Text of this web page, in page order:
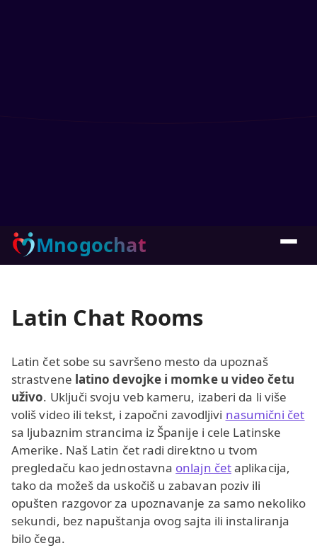
Mnogochat
Latin Chat Rooms
Latin čet sobe su savršeno mesto da upoznaš
strastvene latino devojke i momke u video četu
uživo. Uključi svoju veb kameru, izaberi da li više
voliš video ili tekst, i započni zavodljivi nasumični čet
sa ljubaznim strancima iz Španije i cele Latinske
Amerike. Naš Latin čet radi direktno u tvom
pregledaču kao jednostavna onlajn četaplikacija,
tako da možeš da uskočiš u zabavan poziv ili
opušten razgovor za upoznavanje za samo nekoliko
sekundi, bez napuštanja ovog sajta ili instaliranja
bilo čega.